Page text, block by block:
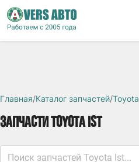
Главная/Каталог запчастей/Toyota
ЗАПЧАСТИ TOYOTA IST